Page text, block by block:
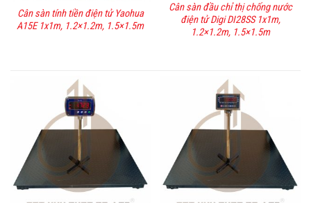
Cân sàn tính tiền điện tử Yaohua
A15E 1x1m, 1.2×1.2m, 1.5×1.5m
Cân sàn đầu chỉ thị chống nước
điện tử Digi DI28SS 1x1m,
1.2×1.2m, 1.5×1.5m